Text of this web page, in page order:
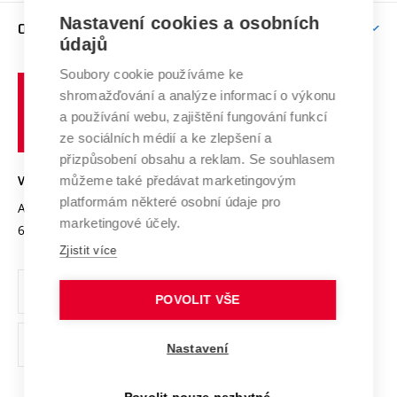
E-přihláška
Doktorské studium
Podpora podnikání
Mezinárodní vědecká rada
Systém zajišťování kvality výzkumu
Výzkumné infrastruktury
Transfer znalostí
Open Science
Projekty
Projekty ze strukturálních fondů
Specifický výzkum
Zahraniční spolupráce
Spolupráce se školami
Služby univerzity
Mezinárodní dohody
Univerzitní sítě
O UNIVERZITĚ
Profil univerzity
Udržitelná univerzita
Podnikavá univerzita / ContriBUTe
Bezpečná univerzita
Vyznamenání
Organizační struktura
Ochrana osobních údajů
odkaz)
učení
technické
VYSOKÉ UČENÍ TECHNICKÉ V BRNĚ
Antonínská 548/1
602 00 Brno
www.vut.cz
vut@vutbr.cz
Nastavení cookies a osobních
údajů
Soubory cookie používáme ke
shromažďování a analýze informací o výkonu
a používání webu, zajištění fungování funkcí
ze sociálních médií a ke zlepšení a
přizpůsobení obsahu a reklam. Se souhlasem
můžeme také předávat marketingovým
platformám některé osobní údaje pro
marketingové účely.
Zjistit více
POVOLIT VŠE
Nastavení